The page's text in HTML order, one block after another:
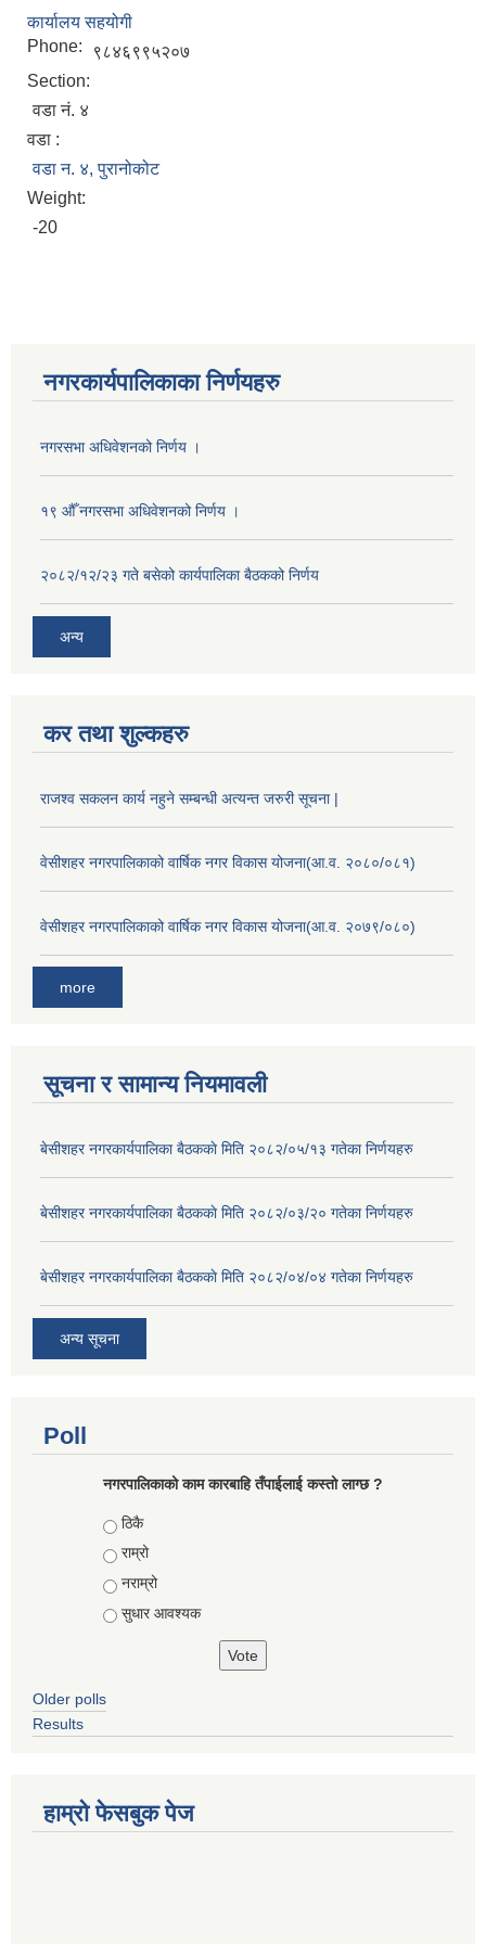
कार्यालय सहयोगी
Phone:
९८४६९९५२०७
Section:
वडा न‌ं. ४
वडा :
वडा न. ४, पुरानोकोट
Weight:
-20
नगरकार्यपालिकाका निर्णयहरु
नगरसभा अधिवेशनको निर्णय ।
१९ औँ नगरसभा अधिवेशनको निर्णय ।
२०८२/१२/२३ गते बसेको कार्यपालिका बैठकको निर्णय
अन्य
कर तथा शुल्कहरु
राजश्व सकलन कार्य नहुने सम्बन्धी अत्यन्त जरुरी सूचना |
वेसीशहर नगरपालिकाको वार्षिक नगर विकास योजना(आ.व. २०८०/०८१)
वेसीशहर नगरपालिकाको वार्षिक नगर विकास योजना(आ.व. २०७९/०८०)
more
सूचना र सामान्य नियमावली
बे‍‍सीशहर नगरकार्यपालिका बैठककाे मिति २०८२/०५/१३ गतेका निर्णयहरु
बे‍‍सीशहर नगरकार्यपालिका बैठककाे मिति २०८२/०३/२० गतेका निर्णयहरु
बे‍‍सीशहर नगरकार्यपालिका बैठककाे मिति २०८२/०४/०४ गतेका निर्णयहरु
अन्य सूचना
Poll
नगरपालिकाको काम कारबाहि तँपाईलाई कस्तो लाग्छ ?
Choices
ठिकै
राम्रो
नराम्रो
सुधार आवश्यक
Older polls
Results
हाम्रो फेसबुक पेज